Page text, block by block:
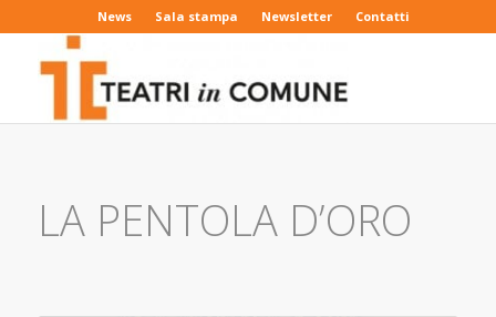
News Sala stampa Newsletter Contatti
LA PENTOLA D’ORO